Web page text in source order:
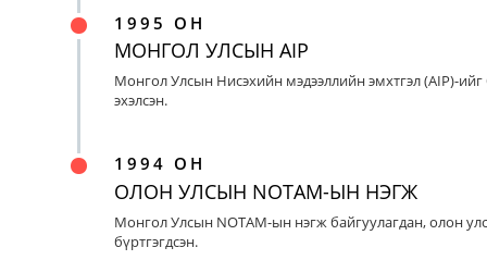
1995 ОН
МОНГОЛ УЛСЫН AIP
Монгол Улсын Нисэхийн мэдээллийн эмхтгэл (AIP)-
эхэлсэн.
1994 ОН
ОЛОН УЛСЫН NOTAM-ЫН НЭГЖ
Монгол Улсын NOTAM-ын нэгж байгуулагдан, олон
бүртгэгдсэн.